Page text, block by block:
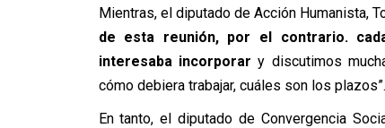
Mientras, el diputado de Acción Humanista,
de esta reunión, por el contrario.
interesaba incorporar y discutimos
cómo debiera trabajar, cuáles son los plazos”.
En tanto, el diputado de Convergencia